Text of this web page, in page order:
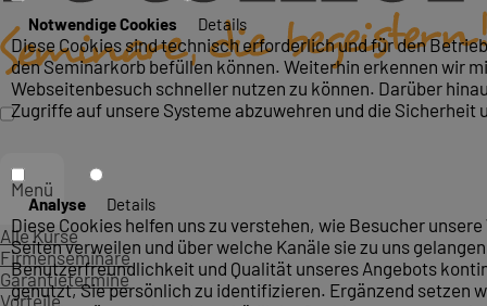
Menü
Alle Kurse
Firmenseminare
Garantietermine
Vorteile
Notwendige Cookies Details
Diese Cookies sind technisch erforderlich und für den
den Seminarkorb befüllen können. Weiterhin erkennen wir
Webseitenbesuch schneller nutzen zu können. Darüber
Zugriffe auf unsere Systeme abzuwehren und die Sicherheit
Analyse Details
Diese Cookies helfen uns zu verstehen, wie Besucher
Seiten verweilen und über welche Kanäle sie zu uns
Benutzerfreundlichkeit und Qualität unseres Angebots
genutzt, Sie persönlich zu identifizieren. Ergänzend